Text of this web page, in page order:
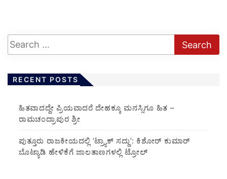
RECENT POSTS
ಹಿತವಾದದ್ದೇ ಪ್ರಿಯವಾದರೆ ದೇಹಕ್ಕೂ ಮನಸ್ಸಿಗೂ ಹಿತ –
ರಾಮಚಂದ್ರಾಪುರ ಶ್ರೀ
ಪುತ್ತೂರು ರಾಜಕೀಯದಲ್ಲಿ ‘ಟ್ರ್ಯಾಕ್ ಸದ್ದು’: ಕಿಶೋರ್ ಕುಮಾರ್
ಬೊಟ್ಯಾಡಿ ಹೇಳಿಕೆಗೆ ಜಾಲತಾಣಗಳಲ್ಲಿ ಟ್ರೋಲ್